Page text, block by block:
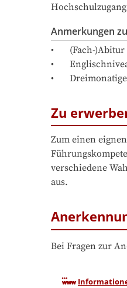
Anmerkungen
•	(Fach-)Abitur oder ein gleichwertiger Abschluss ODER mind. 2-jährige Ausbildung mit Meisterbrief sowie dreijährige Berufserfahrung
•	Englischniveau B2 oder 7 Jahre Schulenglisch (Nachweis kann auch an der IST absolviert werden)
•
Zu
Zum einen
verschiedene
aus.
Bei Fragen zur